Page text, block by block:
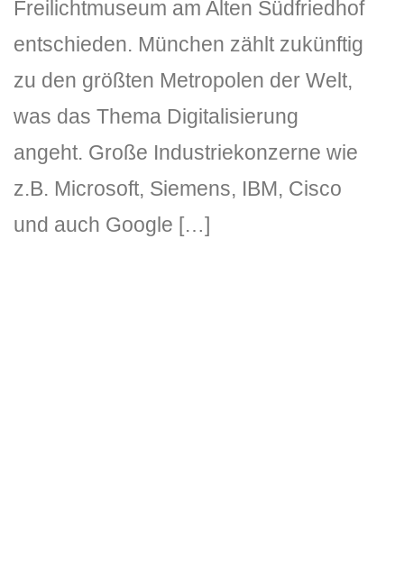
Freilichtmuseum am Alten Südfriedhof
entschieden. München zählt zukünftig
zu den größten Metropolen der Welt,
was das Thema Digitalisierung
angeht. Große Industriekonzerne wie
z.B. Microsoft, Siemens, IBM, Cisco
und auch Google […]